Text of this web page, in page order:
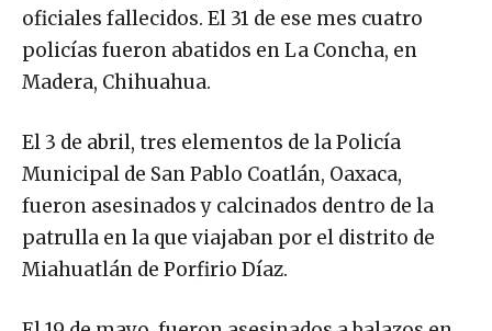
oficiales fallecidos. El 31 de ese mes cuatro
policías fueron abatidos en La Concha, en
Madera, Chihuahua.
El 3 de abril, tres elementos de la Policía
Municipal de San Pablo Coatlán, Oaxaca,
fueron asesinados y calcinados dentro de la
patrulla en la que viajaban por el distrito de
Miahuatlán de Porfirio Díaz.